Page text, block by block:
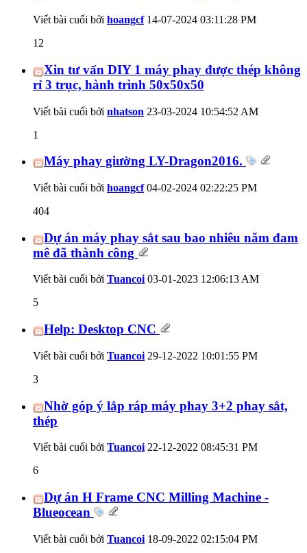
Viết bài cuối bởi hoangcf14-07-2024 03:11:28 PM
12
Xin tư vấn DIY 1 máy phay được thép không
rỉ 3 trục, hành trình 50x50x50
Viết bài cuối bởi nhatson 23-03-2024 10:54:52 AM
1
Máy phay giường LY-Dragon2016.
Viết bài cuối bởi hoangcf04-02-2024 02:22:25 PM
404
Dự án máy phay sắt sau bao nhiêu năm đam
mê đã thành công
Viết bài cuối bởi Tuancoi03-01-2023 12:06:13 AM
5
Help: Desktop CNC
Viết bài cuối bởi Tuancoi 29-12-2022 10:01:55 PM
3
Nhờ góp ý lắp ráp máy phay 3+2 phay sắt,
thép
Viết bài cuối bởi Tuancoi 22-12-2022 08:45:31 PM
6
Dự án H Frame CNC Milling Machine -
Blueocean
Viết bài cuối bởi Tuancoi 18-09-2022 02:15:04 PM